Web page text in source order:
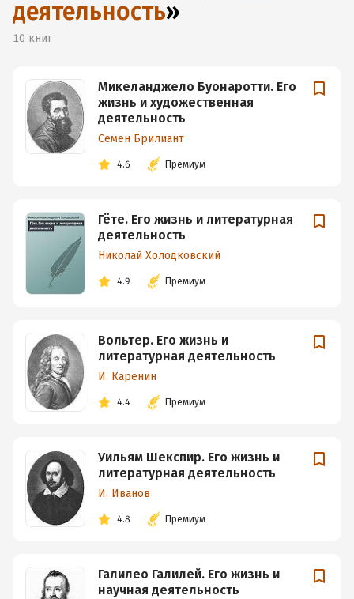
деятельность»
10 книг
Микеланджело Буонаротти. Его
жизнь и художественная
деятельность
Семен Брилиант
4.6 Премиум
Гёте. Его жизнь и литературная
деятельность
Николай Холодковский
4.9 Премиум
Вольтер. Его жизнь и
литературная деятельность
И. Каренин
4.4 Премиум
Уильям Шекспир. Его жизнь и
литературная деятельность
И. Иванов
4.8 Премиум
Галилео Галилей. Его жизнь и
научная деятельность